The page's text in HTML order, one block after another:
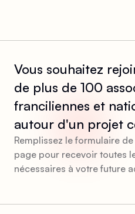
Vous souhaitez
de plus de 100
franciliennes et
autour d'un projet
Remplissez le formulaire
page pour recevoir toutes
nécessaires à votre future